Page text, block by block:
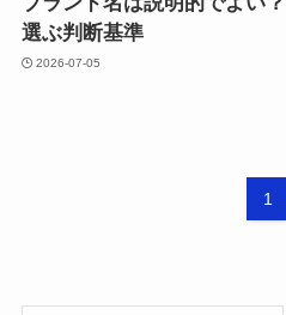
選ぶ判断基準
2026-07-05
1